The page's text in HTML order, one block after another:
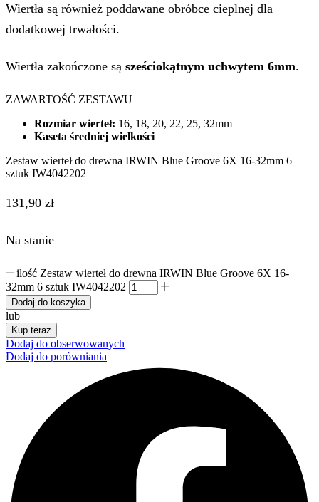
Wiertła są również poddawane obróbce cieplnej dla
dodatkowej trwałości.
Wiertła zakończone są sześciokątnym uchwytem 6mm.
ZAWARTOŚĆ ZESTAWU
Rozmiar wierteł: 16, 18, 20, 22, 25, 32mm
Kaseta średniej wielkości
Zestaw wierteł do drewna IRWIN Blue Groove 6X 16-32mm 6
sztuk IW4042202
131,90 zł
Na stanie
ilość Zestaw wierteł do drewna IRWIN Blue Groove 6X 16-
32mm 6 sztuk IW4042202
Dodaj do koszyka
lub
Kup teraz
Dodaj do obserwowanych
Dodaj do porówniania